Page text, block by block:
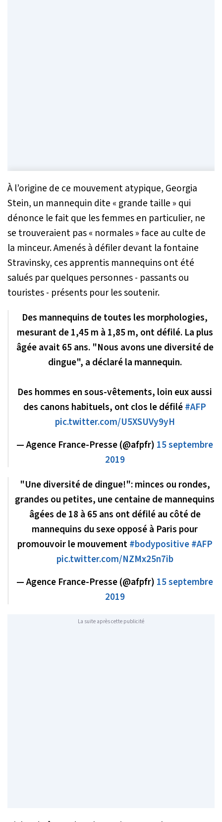
À l’origine de ce mouvement atypique, Georgia
Stein, un mannequin dite « grande taille » qui
dénonce le fait que les femmes en particulier, ne
se trouveraient pas « normales » face au culte de
la minceur. Amenés à défiler devant la fontaine
Stravinsky, ces apprentis mannequins ont été
salués par quelques personnes - passants ou
touristes - présents pour les soutenir.
Des mannequins de toutes les morphologies,
mesurant de 1,45 m à 1,85 m, ont défilé. La plus
âgée avait 65 ans. "Nous avons une diversité de
dingue", a déclaré la mannequin.
Des hommes en sous-vêtements, loin eux aussi
des canons habituels, ont clos le défilé#AFP
pic.twitter.com/U5XSUVy9yH
— Agence France-Presse (@afpfr) 15 septembre
2019
"Une diversité de dingue!": minces ou rondes,
grandes ou petites, une centaine de mannequins
âgées de 18 à 65 ans ont défilé au côté de
mannequins du sexe opposé à Paris pour
promouvoir le mouvement#bodypositive#AFP
pic.twitter.com/NZMx25n7ib
— Agence France-Presse (@afpfr) 15 septembre
2019
La suite après cette publicité